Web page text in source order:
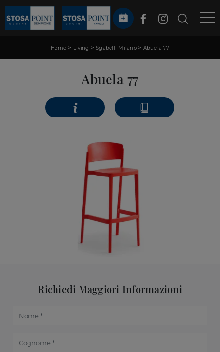
Home > Living >Sgabelli Milano > Abuela 77
Abuela 77
Richiedi Maggiori Informazioni